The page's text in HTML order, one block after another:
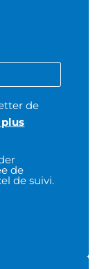
de
plus
de
de suivi.